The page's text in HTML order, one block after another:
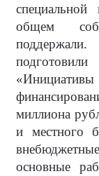
общем
миллиона
и местного
основные